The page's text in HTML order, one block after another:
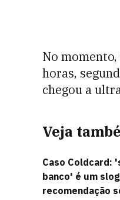
No
horas,
chegou a
Veja
Caso Coldcard:
banco' é um
recomendação